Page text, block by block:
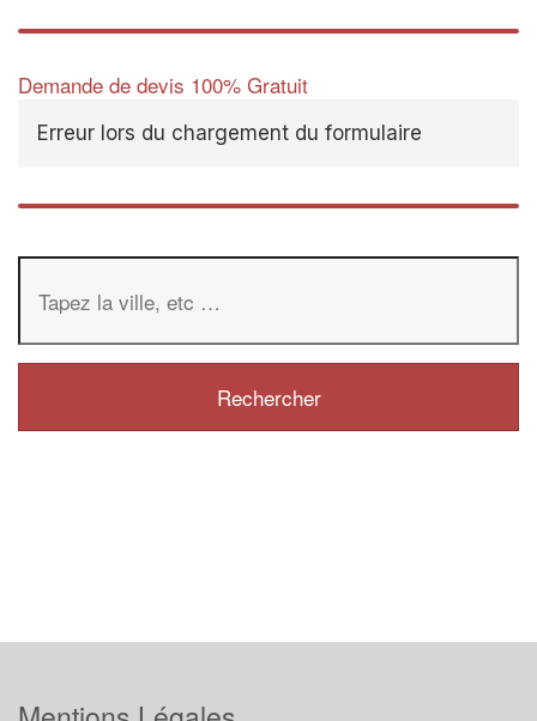
Demande de devis 100% Gratuit
Erreur lors du chargement du formulaire